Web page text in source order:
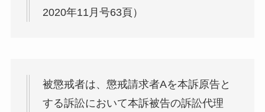
2020年11月号63頁）
被懲戒者は、懲戒請求者Aを本訴原告と
する訴訟において本訴被告の訴訟代理